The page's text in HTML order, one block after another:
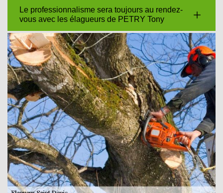
Le professionnalisme sera toujours au rendez-
vous avec les élagueurs de PETRY Tony